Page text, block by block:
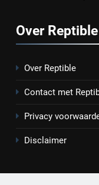
Over Reptible
Over Reptible
Contact met
Privacy
Disclaimer